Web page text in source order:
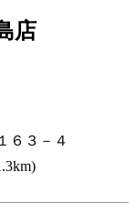
店
６３－４
)